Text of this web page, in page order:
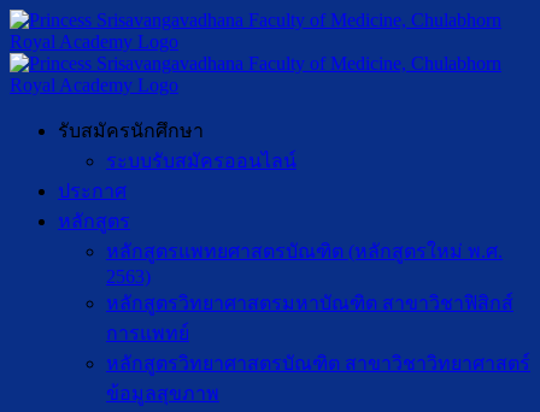
รับสมัครนักศึกษา
ระบบรับสมัครออนไลน์
ประกาศ
หลักสูตร
หลักสูตรแพทยศาสตรบัณฑิต (หลักสูตรใหม่ พ.ศ.
2563)
หลักสูตรวิทยาศาสตรมหาบัณฑิต สาขาวิชาฟิสิกส์
การแพทย์
หลักสูตรวิทยาศาสตรบัณฑิต สาขาวิชาวิทยาศาสตร์
ข้อมูลสุขภาพ